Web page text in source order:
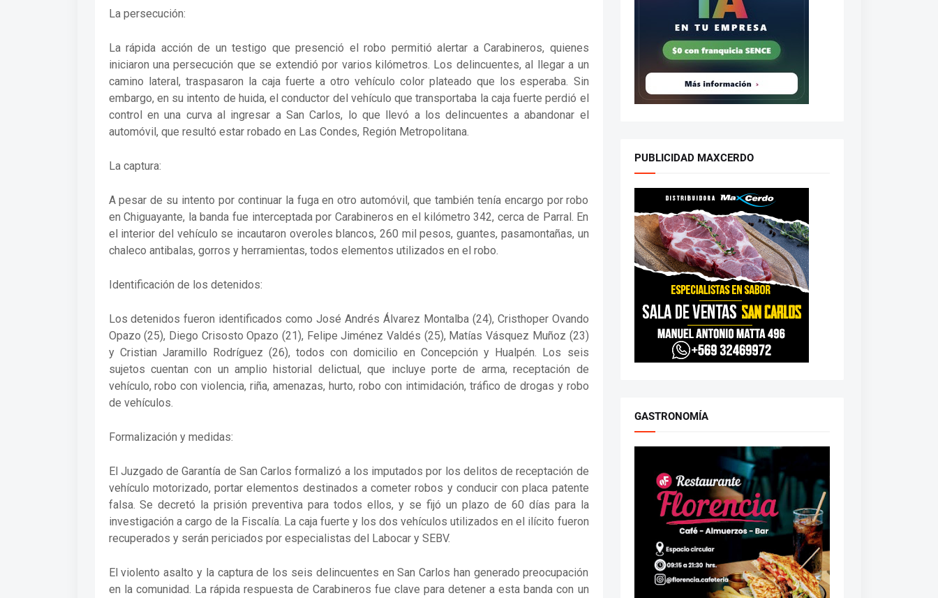
La persecución:
La rápida acción de un testigo que presenció el robo permitió alertar a Carabineros, quienes
iniciaron una persecución que se extendió por varios kilómetros. Los delincuentes, al llegar a un
camino lateral, traspasaron la caja fuerte a otro vehículo color plateado que los esperaba. Sin
embargo, en su intento de huida, el conductor del vehículo que transportaba la caja fuerte perdió el
control en una curva al ingresar a San Carlos, lo que llevó a los delincuentes a abandonar el
automóvil, que resultó estar robado en Las Condes, Región Metropolitana.
La captura:
A pesar de su intento por continuar la fuga en otro automóvil, que también tenía encargo por robo
en Chiguayante, la banda fue interceptada por Carabineros en el kilómetro 342, cerca de Parral. En
el interior del vehículo se incautaron overoles blancos, 260 mil pesos, guantes, pasamontañas, un
chaleco antibalas, gorros y herramientas, todos elementos utilizados en el robo.
Identificación de los detenidos:
Los detenidos fueron identificados como José Andrés Álvarez Montalba (24), Cristhoper Ovando
Opazo (25), Diego Crisosto Opazo (21), Felipe Jiménez Valdés (25), Matías Vásquez Muñoz (23)
y Cristian Jaramillo Rodríguez (26), todos con domicilio en Concepción y Hualpén. Los seis
sujetos cuentan con un amplio historial delictual, que incluye porte de arma, receptación de
vehículo, robo con violencia, riña, amenazas, hurto, robo con intimidación, tráfico de drogas y robo
de vehículos.
Formalización y medidas:
El Juzgado de Garantía de San Carlos formalizó a los imputados por los delitos de receptación de
vehículo motorizado, portar elementos destinados a cometer robos y conducir con placa patente
falsa. Se decretó la prisión preventiva para todos ellos, y se fijó un plazo de 60 días para la
investigación a cargo de la Fiscalía. La caja fuerte y los dos vehículos utilizados en el ilícito fueron
recuperados y serán periciados por especialistas del Labocar y SEBV.
El violento asalto y la captura de los seis delincuentes en San Carlos han generado preocupación
en la comunidad. La rápida respuesta de Carabineros fue clave para detener a esta banda con un
PUBLICIDAD MAXCERDO
GASTRONOMÍA